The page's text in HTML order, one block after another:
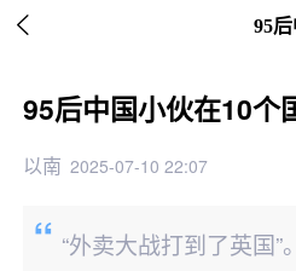
 95
95后中国小伙在10个
以南 2025-07-10 22:07
“外卖大战打到了英国”。